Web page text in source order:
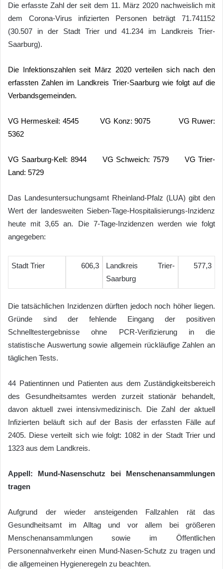
Die erfasste Zahl der seit dem 11. März 2020 nachweislich mit
dem Corona-Virus infizierten Personen beträgt 71.741152
(30.507 in der Stadt Trier und 41.234 im Landkreis Trier-
Saarburg).
Die Infektionszahlen seit März 2020 verteilen sich nach den
erfassten Zahlen im Landkreis Trier-Saarburg wie folgt auf die
Verbandsgemeinden.
VG Hermeskeil: 4545 VG Konz: 9075 VG Ruwer:
5362
VG Saarburg-Kell: 8944 VG Schweich: 7579 VG Trier-
Land: 5729
Das Landesuntersuchungsamt Rheinland-Pfalz (LUA) gibt den
Wert der landesweiten Sieben-Tage-Hospitalisierungs-Inzidenz
heute mit 3,65 an. Die 7-Tage-Inzidenzen werden wie folgt
angegeben:
Stadt Trier 606,3
Landkreis Trier-
Saarburg
577,3
Die tatsächlichen Inzidenzen dürften jedoch noch höher liegen.
Gründe sind der fehlende Eingang der positiven
Schnelltestergebnisse ohne PCR-Verifizierung in die
statistische Auswertung sowie allgemein rückläufige Zahlen an
täglichen Tests.
44 Patientinnen und Patienten aus dem Zuständigkeitsbereich
des Gesundheitsamtes werden zurzeit stationär behandelt,
davon aktuell zwei intensivmedizinisch. Die Zahl der aktuell
Infizierten beläuft sich auf der Basis der erfassten Fälle auf
2405. Diese verteilt sich wie folgt: 1082 in der Stadt Trier und
1323 aus dem Landkreis.
Appell: Mund-Nasenschutz bei Menschenansammlungen
tragen
Aufgrund der wieder ansteigenden Fallzahlen rät das
Gesundheitsamt im Alltag und vor allem bei größeren
Menschenansammlungen sowie im Öffentlichen
Personennahverkehr einen Mund-Nasen-Schutz zu tragen und
die allgemeinen Hygieneregeln zu beachten.